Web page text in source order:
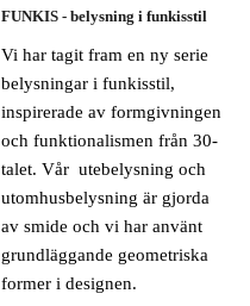
FUNKIS - belysning i funkisstil
Vi har tagit fram en ny serie
belysningar i funkisstil,
inspirerade av formgivningen
och funktionalismen från 30-
talet. Vår utebelysning och
utomhusbelysning är gjorda
av smide och vi har använt
grundläggande geometriska
former i designen.